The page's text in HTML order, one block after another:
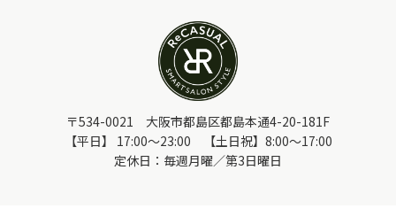
〒534-0021 大阪市都島区都島本通4-20-181F
【平日】 17:00～23:00 【土日祝】8:00～17:00
定休日：毎週月曜／第3日曜日